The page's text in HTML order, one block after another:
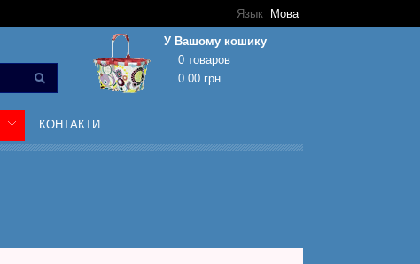
Язык Мова
У Вашому кошику
0 товаров
0.00 грн
Кошик покупок порожній!
КОНТАКТИ